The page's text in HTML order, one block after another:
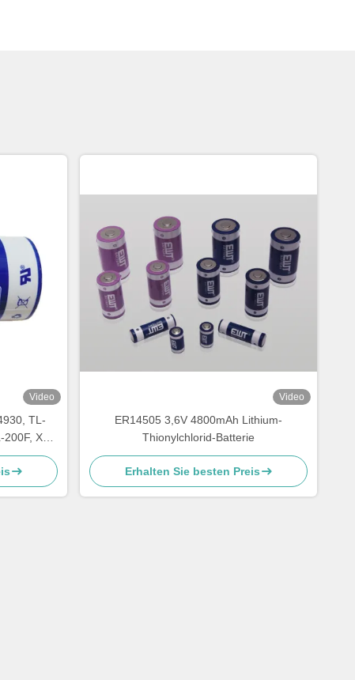
Video
TL-
XL-
2300
Video
ER14505 3,6V 4800mAh Lithium-
Thionylchlorid-Batterie
Erhalten Sie besten Preis